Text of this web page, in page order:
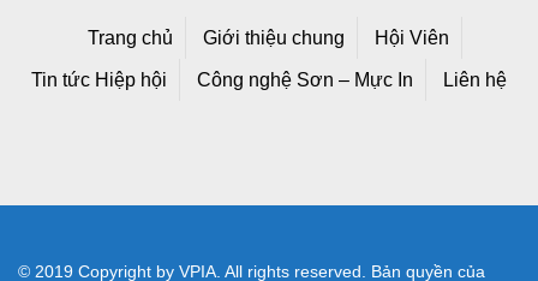
Trang chủ Giới thiệu chung Hội Viên
Tin tức Hiệp hội Công nghệ Sơn – Mực In Liên hệ
© 2019 Copyright by VPIA. All rights reserved. Bản quyền của